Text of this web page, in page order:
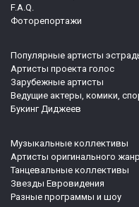
F.A.Q.
Фоторепортажи
Популярные артисты
Артисты проекта голос
Зарубежные артисты
Ведущие актеры, комики,
Букинг Диджеев
Музыкальные коллективы
Артисты оригинального
Танцевальные коллективы
Звезды Евровидения
Разные программы и шоу